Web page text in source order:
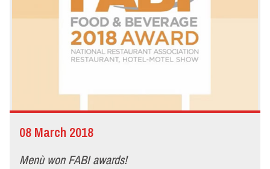
08 March 2018
Menù won FABI awards!